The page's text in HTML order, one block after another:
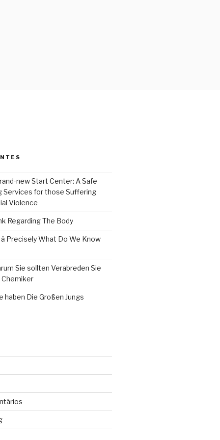
new Start Center: A Safe
Services for those Suffering
Violence
Regarding The Body
Precisely What Do We Know
Sie sollten Verabreden Sie
haben Die Großen Jungs